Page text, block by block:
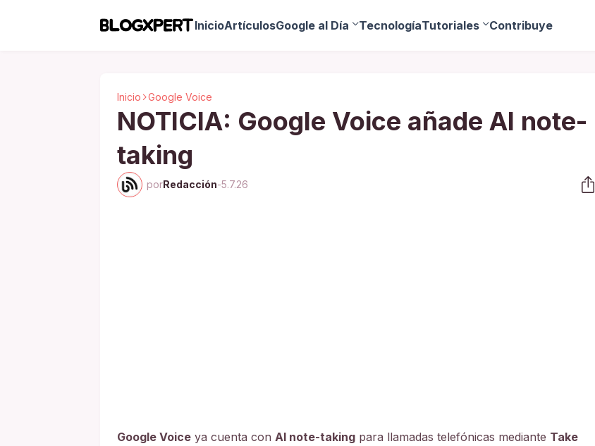
InicioArtículosGoogle al Día TecnologíaTutoriales Contribuye
Inicio Google Voice
NOTICIA: Google Voice añade AI note-
taking
porRedacción-5.7.26
Google Voice ya cuenta con AI note-taking para llamadas telefónicas mediante Take